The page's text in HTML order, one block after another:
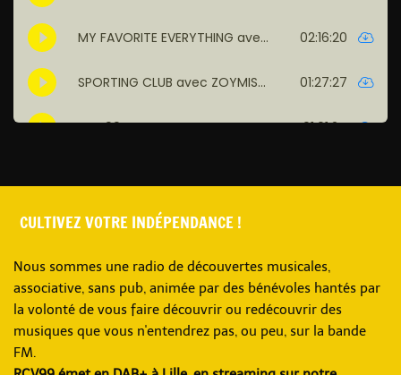
CULTIVEZ VOTRE INDÉPENDANCE !
Nous sommes une radio de découvertes musicales,
associative, sans pub, animée par des bénévoles hantés par
la volonté de vous faire découvrir ou redécouvrir des
musiques que vous n'entendrez pas, ou peu, sur la bande
FM.